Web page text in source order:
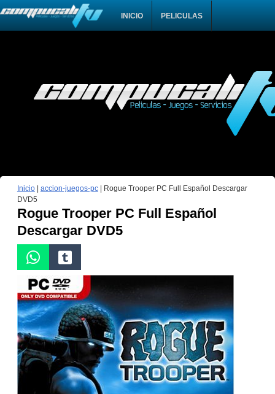
INICIO PELICULAS
Inicio| accion-juegos-pc|
Rogue Trooper PC Full Español Descargar
DVD5
Rogue Trooper PC Full Español
Descargar DVD5